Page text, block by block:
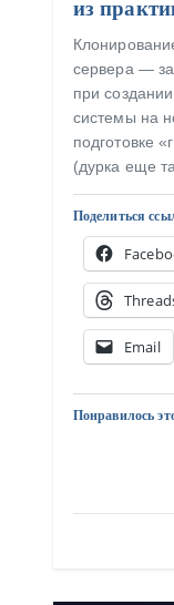
из
сервера —
при
системы на
подготовке
(дурка еще
Поделиться
Email
Понравилось